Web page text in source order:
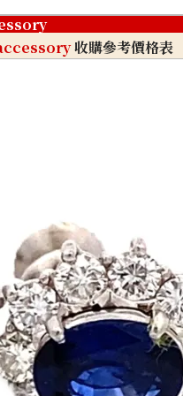
收購參考價格表